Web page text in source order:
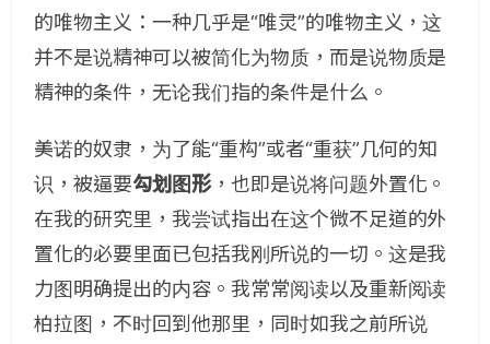
的唯物主义：一种几乎是“唯灵”的唯物主义，这
并不是说精神可以被简化为物质，而是说物质是
精神的条件，无论我们指的条件是什么。
美诺的奴隶，为了能“重构”或者“重获”几何的知
识，被逼要勾划图形，也即是说将问题外置化。
在我的研究里，我尝试指出在这个微不足道的外
置化的必要里面已包括我刚所说的一切。这是我
力图明确提出的内容。我常常阅读以及重新阅读
柏拉图，不时回到他那里，同时如我之前所说